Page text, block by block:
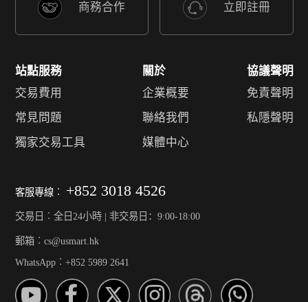
商務合作 立即註冊
站點服務
交易費用
常見問題
獨家交易工具
關於
企業概要
聯絡我們
媒體中心
協議聲明
免責聲明
私隱聲明
客服專線︰ +852 3018 4526
交易日︰全日24小時 | 非交易日：9:00-18:00
郵箱︰cs@usmart.hk
WhatsApp︰+852 5989 2641